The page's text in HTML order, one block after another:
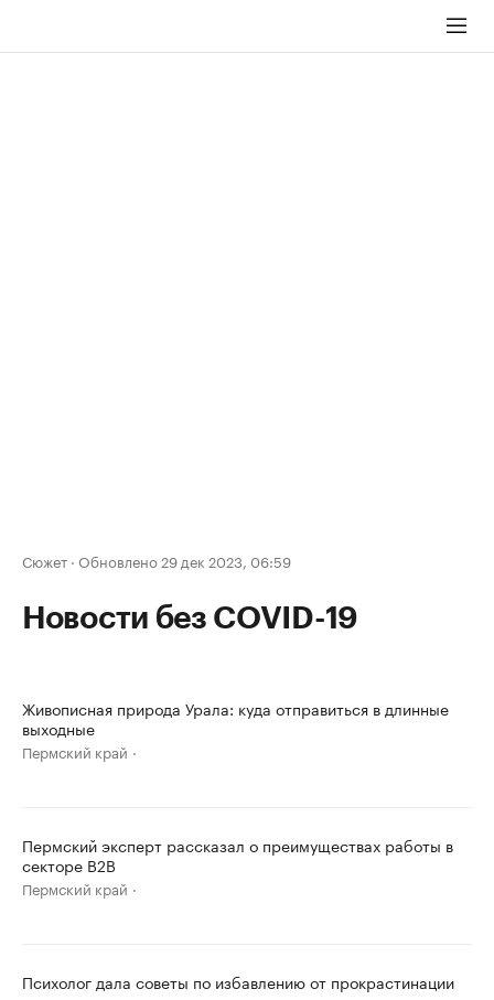
Сюжет · Обновлено 29 дек 2023, 06:59
Новости без COVID-19
Живописная природа Урала: куда отправиться в длинные
выходные
Пермский край
Пермский эксперт рассказал о преимуществах работы в
секторе B2B
Пермский край
Психолог дала советы по избавлению от прокрастинации